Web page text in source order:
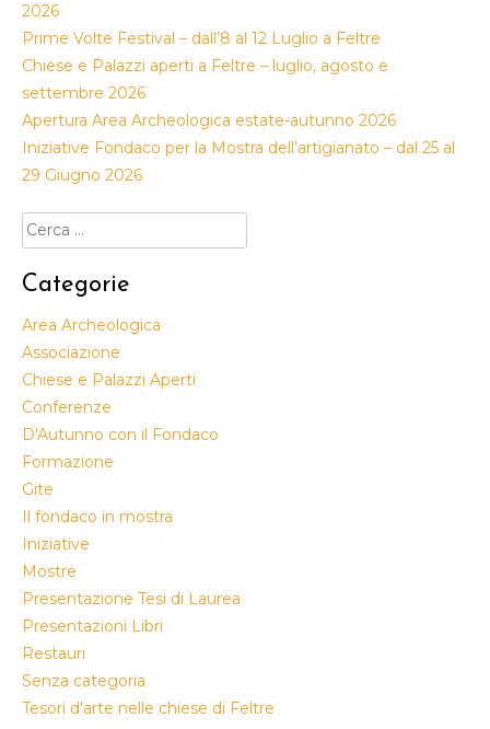
2026
Prime Volte Festival – dall’8 al 12 Luglio a Feltre
Chiese e Palazzi aperti a Feltre – luglio, agosto e
settembre 2026
Apertura Area Archeologica estate-autunno 2026
Iniziative Fondaco per la Mostra dell’artigianato – dal 25 al
29 Giugno 2026
Ricerca
per:
Categorie
Area Archeologica
Associazione
Chiese e Palazzi Aperti
Conferenze
D'Autunno con il Fondaco
Formazione
Gite
Il fondaco in mostra
Iniziative
Mostre
Presentazione Tesi di Laurea
Presentazioni Libri
Restauri
Senza categoria
Tesori d'arte nelle chiese di Feltre